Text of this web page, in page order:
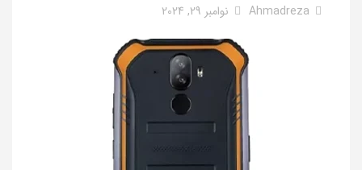
Ahmadreza نوامبر 29, 2024